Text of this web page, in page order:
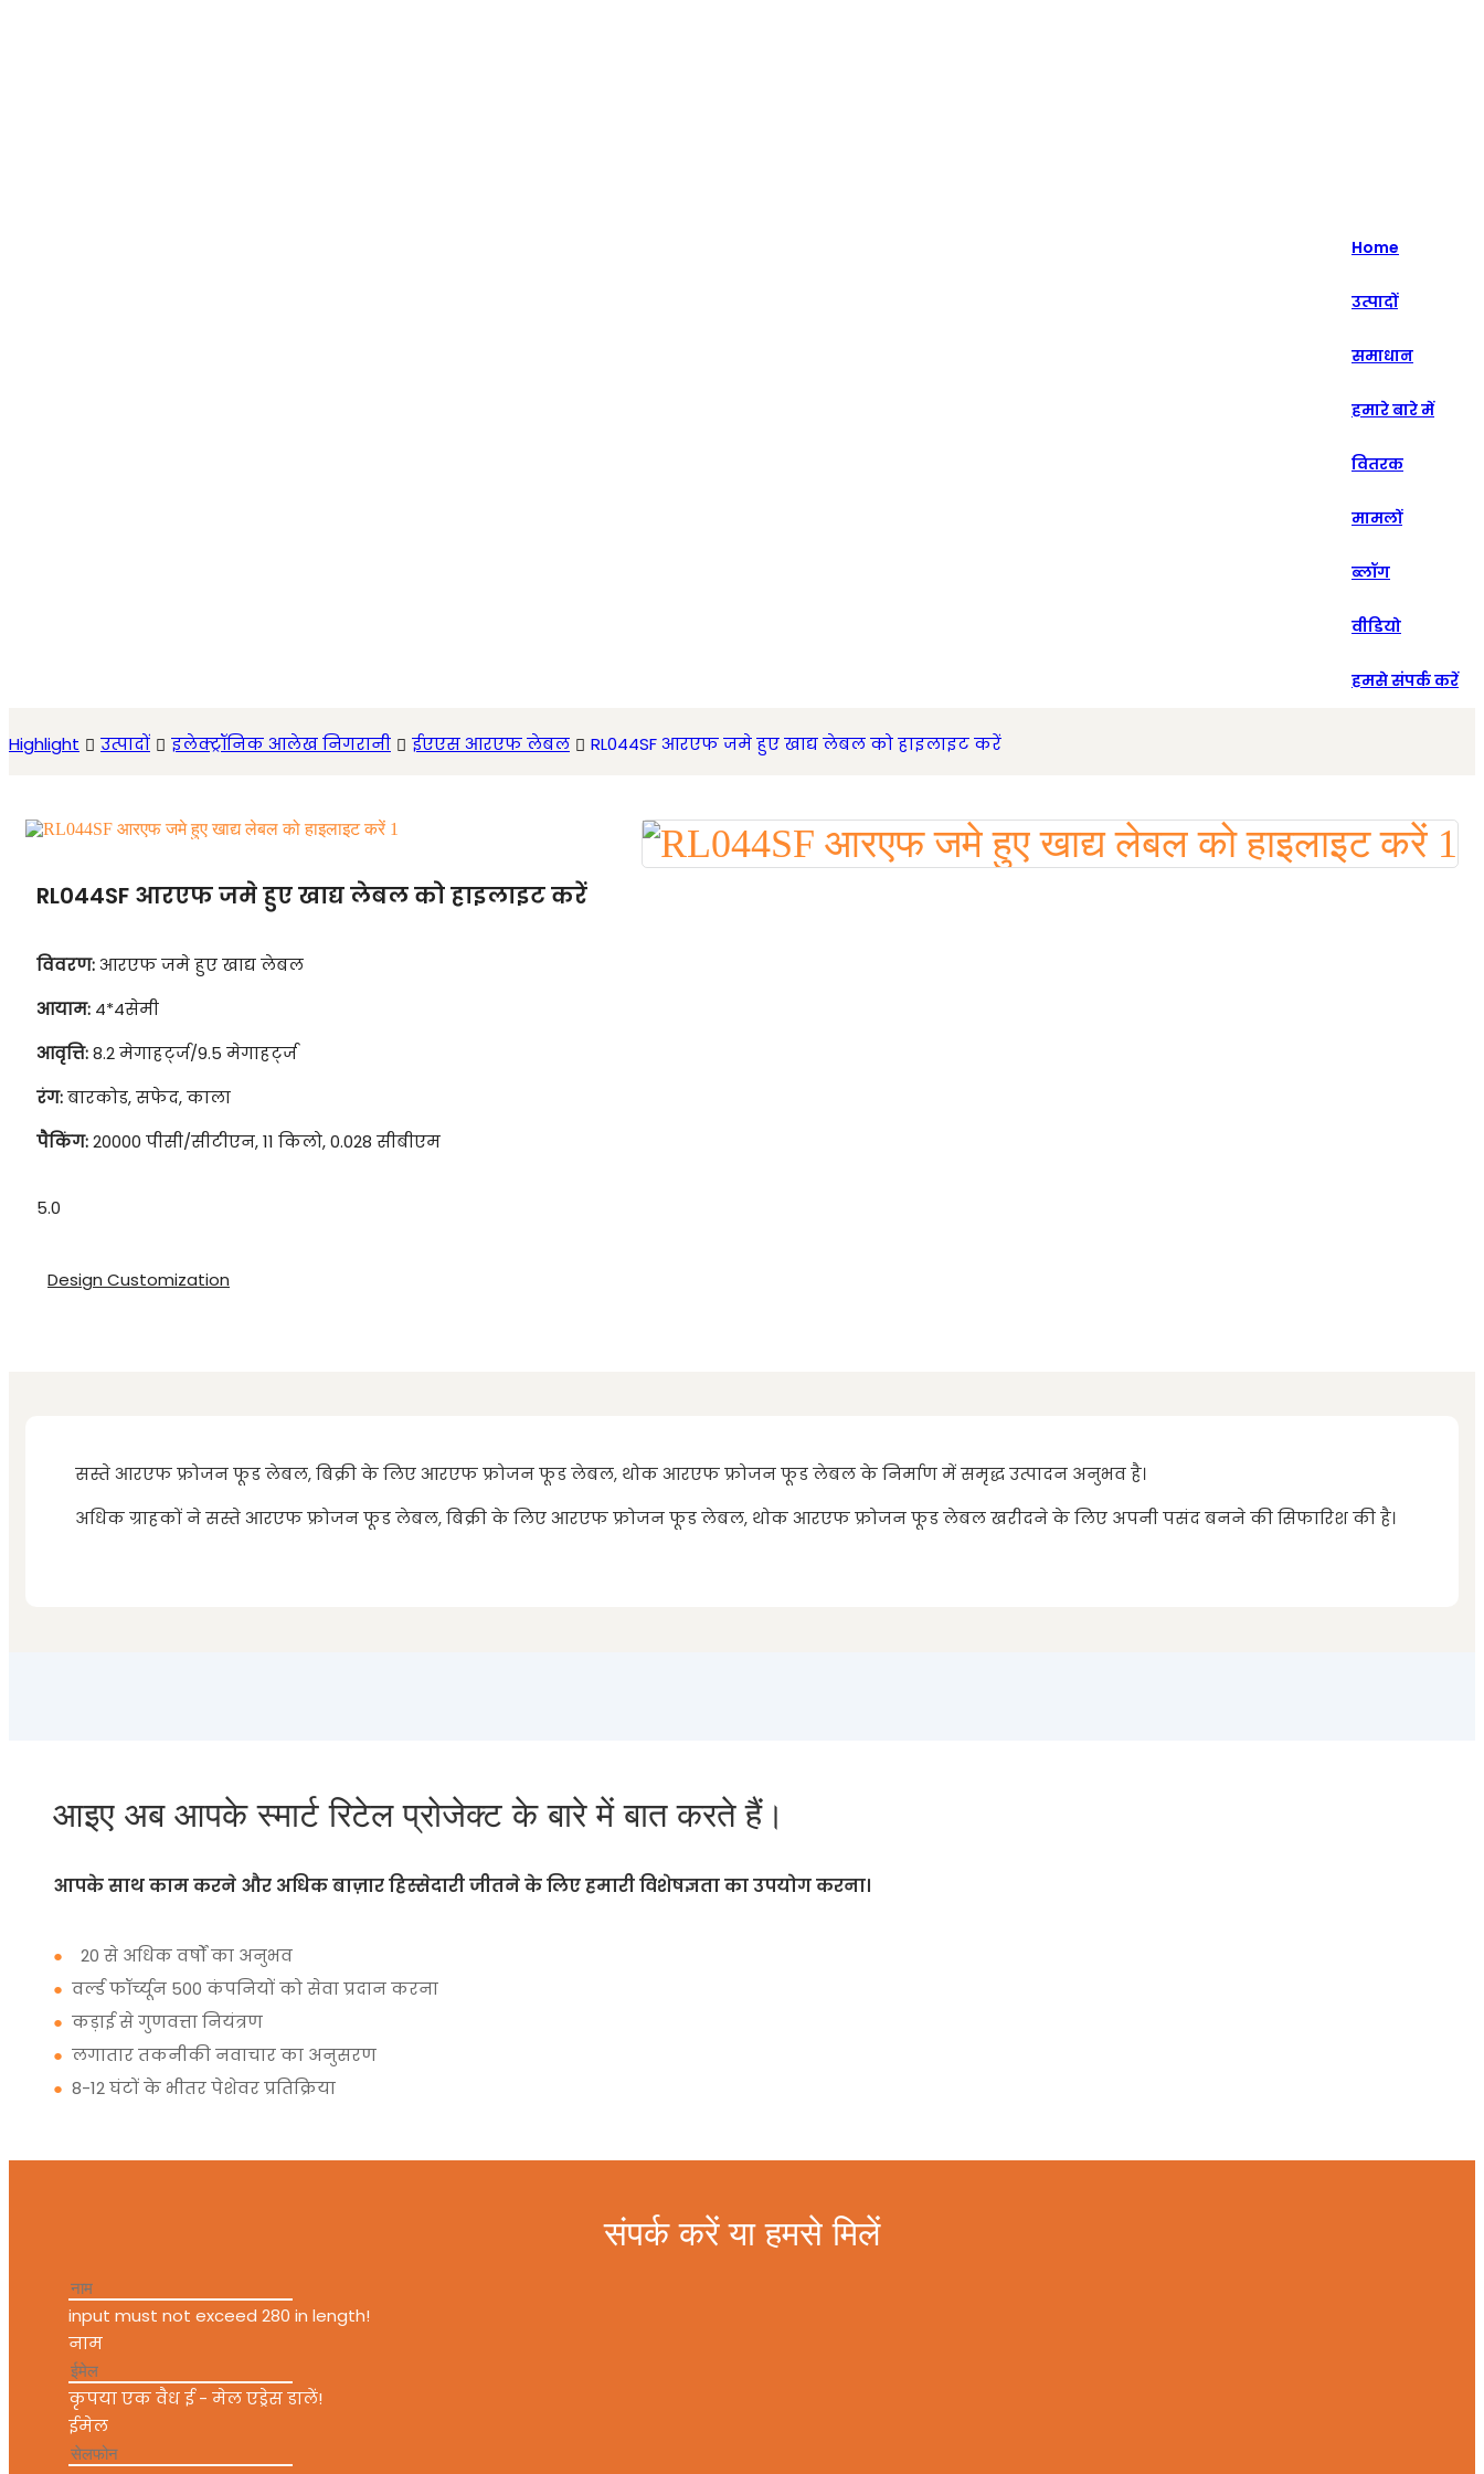
русский
Home
उत्पादों
समाधान
हमारे बारे में
वितरक
मामलों
ब्लॉग
वीडियो
हमसे संपर्क करें
Highlight उत्पादों इलेक्ट्रॉनिक आलेख निगरानी ईएएस आरएफ लेबल RL044SF आरएफ जमे हुए खाद्य लेबल को हाइलाइट करें
RL044SF आरएफ जमे हुए खाद्य लेबल को हाइलाइट करें
विवरण:आरएफ जमे हुए खाद्य लेबल
आयाम: 4*4सेमी
आवृत्ति:8.2 मेगाहर्ट्ज/9.5 मेगाहर्ट्ज
रंग:बारकोड, सफेद, काला
पैकिंग:20000 पीसी/सीटीएन, 11 किलो, 0.028 सीबीएम
5.0
Design Customization
सस्ते आरएफ फ्रोजन फूड लेबल, बिक्री के लिए आरएफ फ्रोजन फूड लेबल, थोक आरएफ फ्रोजन फूड लेबल के निर्माण में समृद्ध उत्पादन अनुभव है।
अधिक ग्राहकों ने सस्ते आरएफ फ्रोजन फूड लेबल, बिक्री के लिए आरएफ फ्रोजन फूड लेबल, थोक आरएफ फ्रोजन फूड लेबल खरीदने के लिए अपनी पसंद बनने की सिफारिश की है।
आइए अब आपके स्मार्ट रिटेल प्रोजेक्ट के बारे में बात करते हैं।
आपके साथ काम करने और अधिक बाज़ार हिस्सेदारी जीतने के लिए हमारी विशेषज्ञता का उपयोग करना।
●
20 से अधिक वर्षों का अनुभव
●वर्ल्ड फॉर्च्यून 500 कंपनियों को सेवा प्रदान करना
●कड़ाई से गुणवत्ता नियंत्रण
●लगातार तकनीकी नवाचार का अनुसरण
●8-12 घंटों के भीतर पेशेवर प्रतिक्रिया
संपर्क करें या हमसे मिलें
input must not exceed 280 in length!
नाम
कृपया एक वैध ई - मेल एड्रेस डालें!
ईमेल